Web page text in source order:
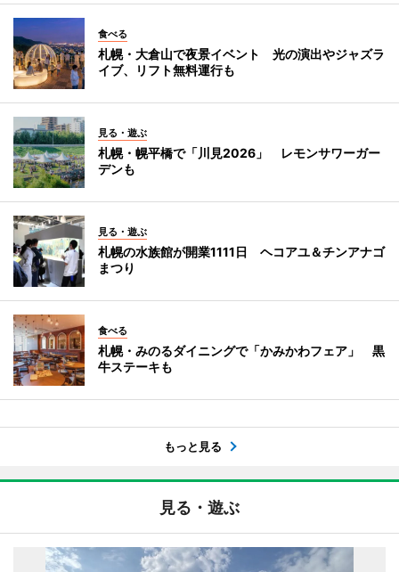
食べる
札幌・大倉山で夜景イベント 光の演出やジャズラ
イブ、リフト無料運行も
見る・遊ぶ
札幌・幌平橋で「川見2026」 レモンサワーガー
デンも
見る・遊ぶ
札幌の水族館が開業1111日 ヘコアユ＆チンアナゴ
まつり
食べる
札幌・みのるダイニングで「かみかわフェア」 黒
牛ステーキも
もっと見る
見る・遊ぶ